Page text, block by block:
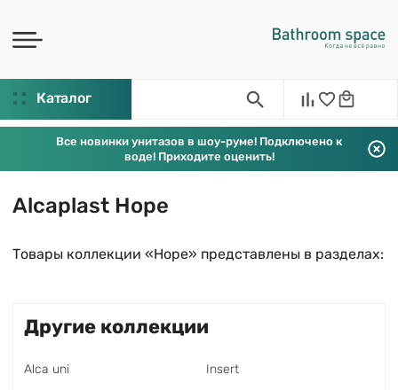
Каталог
Все новинки унитазов в шоу-руме! Подключено к
воде! Приходите оценить!
Alcaplast Hope
Товары коллекции «Hope» представлены в разделах:
Другие коллекции
Alca uni
Insert